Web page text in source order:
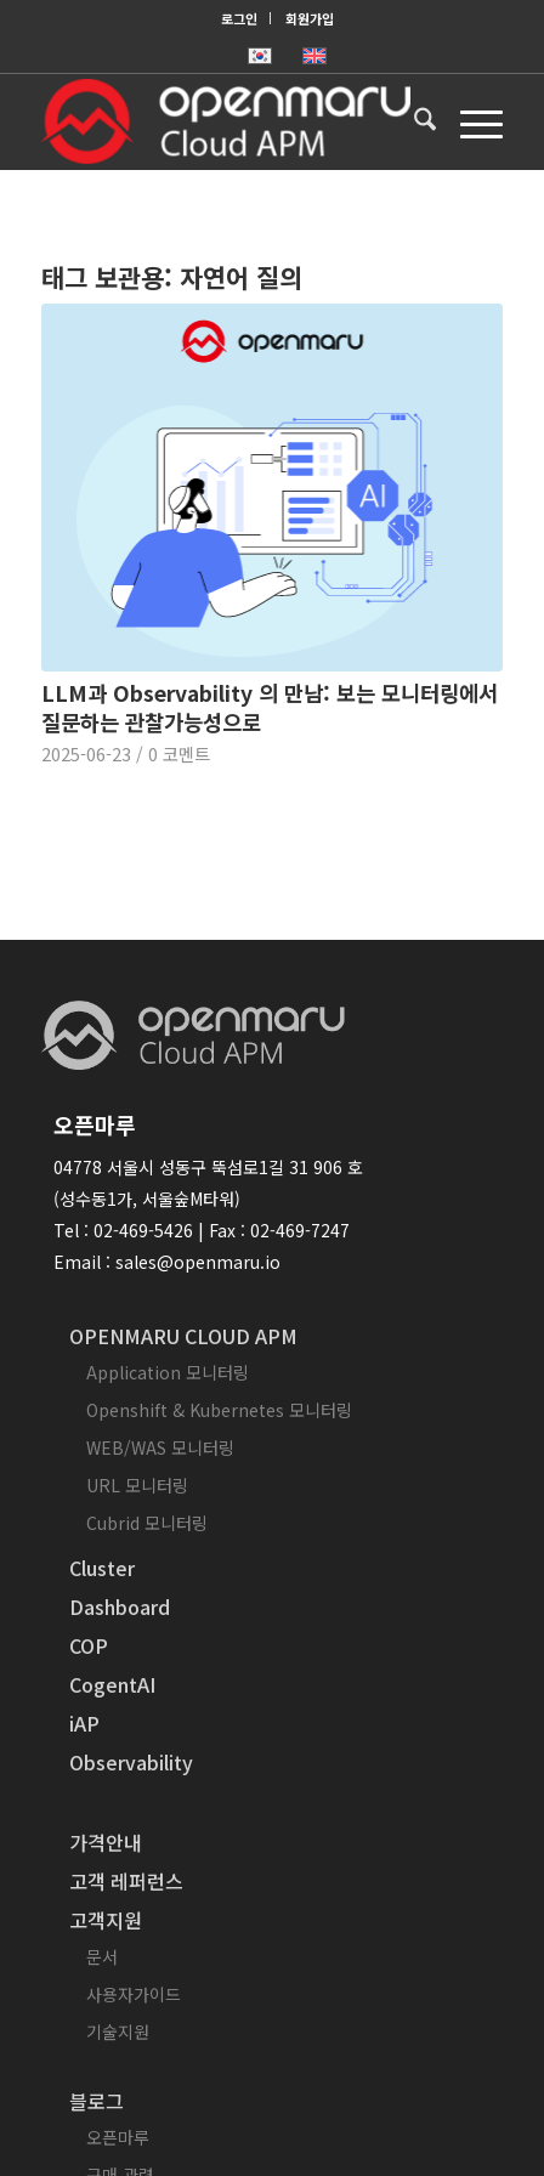
로그인 회원가입
태그 보관용: 자연어 질의
LLM과 Observability 의 만남: 보는 모니터링에서
질문하는 관찰가능성으로
2025-06-23 / 0 코멘트
오픈마루
04778 서울시 성동구 뚝섬로1길 31 906 호
(성수동1가, 서울숲M타워)
Tel : 02-469-5426 | Fax : 02-469-7247
Email : sales@openmaru.io
OPENMARU CLOUD APM
Application 모니터링
Openshift & Kubernetes 모니터링
WEB/WAS 모니터링
URL 모니터링
Cubrid 모니터링
Cluster
Dashboard
COP
CogentAI
iAP
Observability
가격안내
고객 레퍼런스
고객지원
문서
사용자가이드
기술지원
블로그
오픈마루